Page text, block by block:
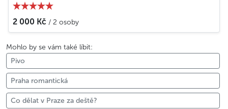
2 000 Kč / 2 osoby
Mohlo by se vám také líbit:
Pivo
Praha romantická
Co dělat v Praze za deště?